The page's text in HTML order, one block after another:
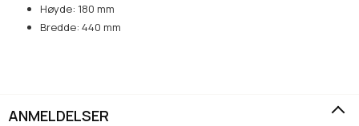
Høyde: 180 mm
Bredde: 440 mm
ANMELDELSER